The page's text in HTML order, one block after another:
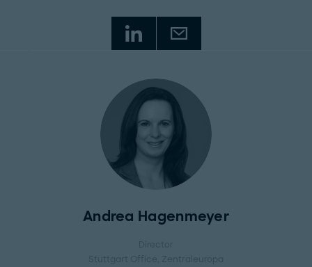
Andrea Hagenmeyer
Director
Stuttgart Office
, Zentraleuropa